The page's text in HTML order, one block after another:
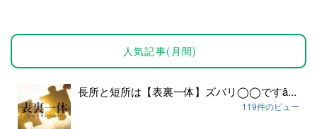
人気記事(月間)
長所と短所は【表裏一体】ズバリ◯◯ですȃ...
119件のビュー